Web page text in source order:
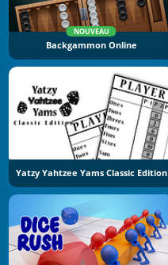
NOUVEAU
Backgammon Online
Yatzy Yahtzee Yams Classic Edition